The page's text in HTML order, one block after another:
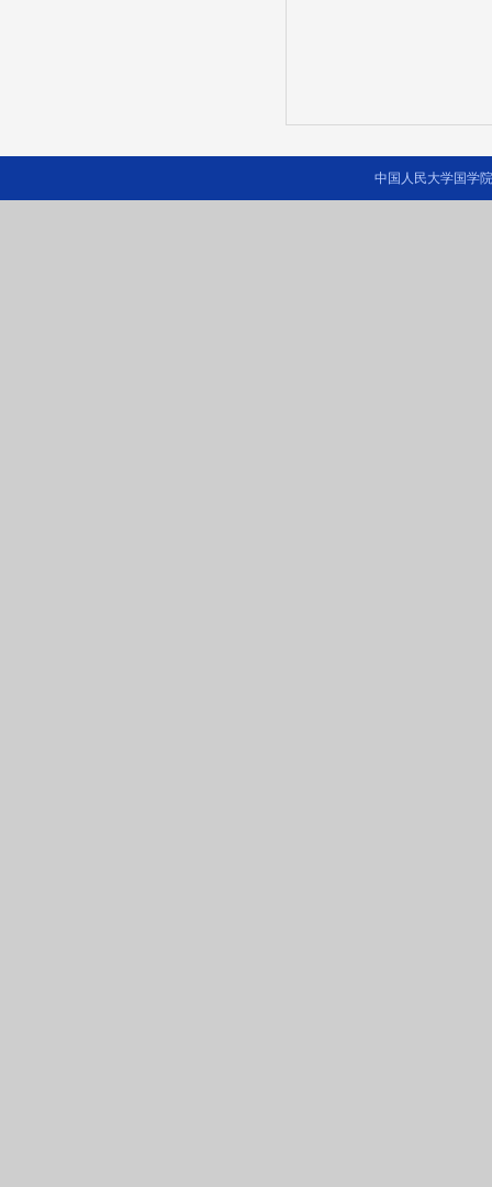
中国人民大学国学